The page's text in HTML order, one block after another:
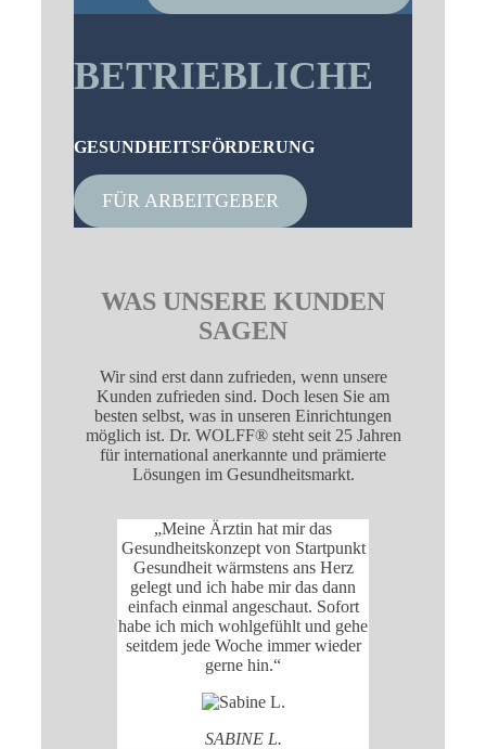
BETRIEBLICHE
GESUNDHEITSFÖRDERUNG
FÜR ARBEITGEBER
WAS UNSERE KUNDEN
SAGEN
Wir sind erst dann zufrieden, wenn unsere
Kunden zufrieden sind. Doch lesen Sie am
besten selbst, was in unseren Einrichtungen
möglich ist. Dr. WOLFF® steht seit 25 Jahren
für international anerkannte und prämierte
Lösungen im Gesundheitsmarkt.
„Meine Ärztin hat mir das
Gesundheitskonzept von Startpunkt
Gesundheit wärmstens ans Herz
gelegt und ich habe mir das dann
einfach einmal angeschaut. Sofort
habe ich mich wohlgefühlt und gehe
seitdem jede Woche immer wieder
gerne hin.“
SABINE L.